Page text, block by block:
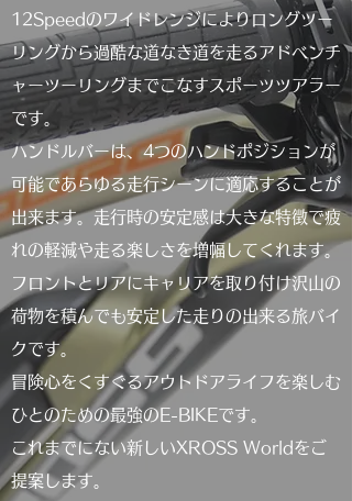
12Speedのワイドレンジによりロングツー
リングから過酷な道なき道を走るアドベンチ
ャーツーリングまでこなすスポーツツアラー
です。
ハンドルバーは、4つのハンドポジションが
可能であらゆる走行シーンに適応することが
出来ます。走行時の安定感は大きな特徴で疲
れの軽減や走る楽しさを増幅してくれます。
フロントとリアにキャリアを取り付け沢山の
荷物を積んでも安定した走りの出来る旅バイ
クです。
冒険心をくすぐるアウトドアライフを楽しむ
ひとのための最強のE-BIKEです。
これまでにない新しいXROSS Worldをご
提案します。